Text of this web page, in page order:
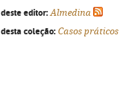
deste editor: Almedina
desta coleção: Casos práticos